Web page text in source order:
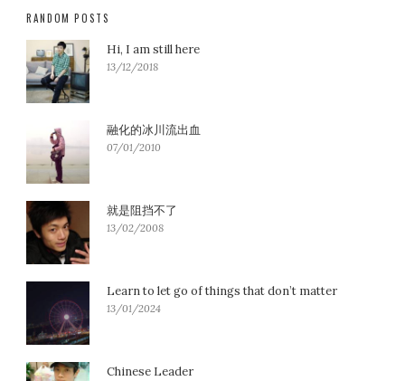
RANDOM POSTS
Hi, I am still here
13/12/2018
融化的冰川流出血
07/01/2010
就是阻挡不了
13/02/2008
Learn to let go of things that don’t matter
13/01/2024
Chinese Leader